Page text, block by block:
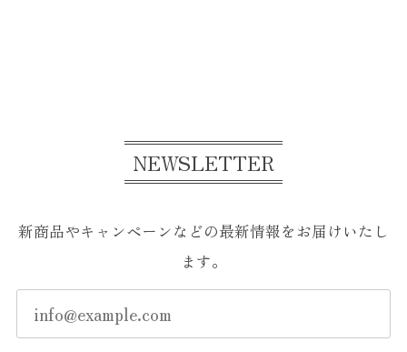
NEWSLETTER
新商品やキャンペーンなどの最新情報をお届けいたし
ます。